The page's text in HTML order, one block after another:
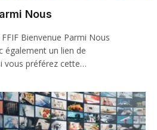
Nous
Bienvenue Parmi Nous
également un lien de
vous préférez cette…